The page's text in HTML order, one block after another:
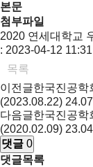
본문
첨부파일
2020 연세대학교
: 2023-04-12
목록
이전글한국진공학
(2023.08.22)
다음글한국진공학
(2020.02.09)
댓글 0
댓글목록